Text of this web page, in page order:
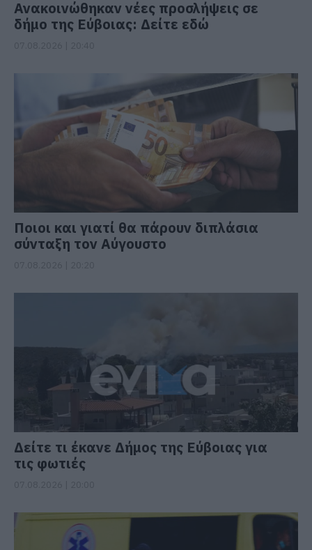
Ανακοινώθηκαν νέες προσλήψεις σε
δήμο της Εύβοιας: Δείτε εδώ
Ποιοι και γιατί θα πάρουν διπλάσια
σύνταξη τον Αύγουστο
Δείτε τι έκανε Δήμος της Εύβοιας για
τις φωτιές